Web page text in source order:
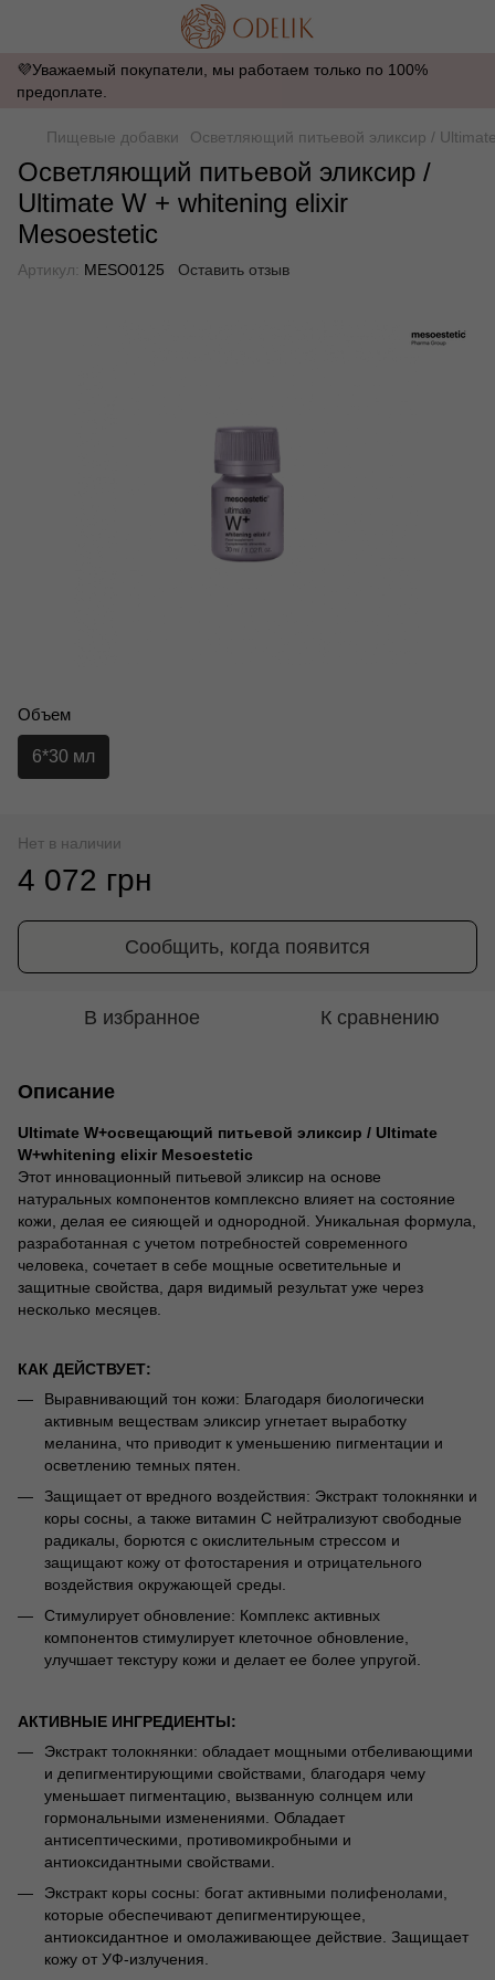
💜Уважаемый покупатели, мы работаем только по 100%
предоплате.
Пищевые добавки Осветляющий питьевой эликсир /
Осветляющий питьевой эликсир /
Ultimate W + whitening elixir
Mesoestetic
Артикул: MESO0125 Оставить отзыв
Объем
6*30 мл
Нет в наличии
4 072 грн
Сообщить, когда появится
В избранное К сравнению
Описание
Ultimate W+освещающий питьевой эликсир / Ultimate
W+whitening elixir Mesoestetic
Этот инновационный питьевой эликсир на основе
натуральных компонентов комплексно влияет на состояние
кожи, делая ее сияющей и однородной. Уникальная формула,
разработанная с учетом потребностей современного
человека, сочетает в себе мощные осветительные и
защитные свойства, даря видимый результат уже через
несколько месяцев.
КАК ДЕЙСТВУЕТ:
Выравнивающий тон кожи: Благодаря биологически
активным веществам эликсир угнетает выработку
меланина, что приводит к уменьшению пигментации и
осветлению темных пятен.
Защищает от вредного воздействия: Экстракт толокнянки и
коры сосны, а также витамин С нейтрализуют свободные
радикалы, борются с окислительным стрессом и
защищают кожу от фотостарения и отрицательного
воздействия окружающей среды.
Стимулирует обновление: Комплекс активных
компонентов стимулирует клеточное обновление,
улучшает текстуру кожи и делает ее более упругой.
АКТИВНЫЕ ИНГРЕДИЕНТЫ:
Экстракт толокнянки: обладает мощными отбеливающими
и депигментирующими свойствами, благодаря чему
уменьшает пигментацию, вызванную солнцем или
гормональными изменениями. Обладает
антисептическими, противомикробными и
антиоксидантными свойствами.
Экстракт коры сосны: богат активными полифенолами,
которые обеспечивают депигментирующее,
антиоксидантное и омолаживающее действие. Защищает
кожу от УФ-излучения.